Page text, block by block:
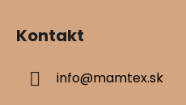
Kontakt
info@mamtex.sk